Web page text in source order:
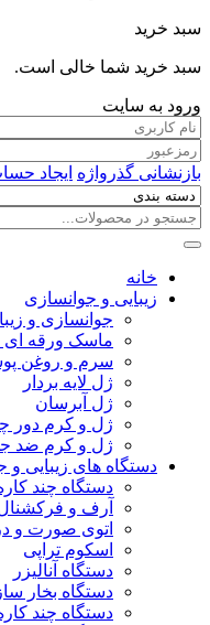
سبد خرید
سبد خرید شما خالی است.
ورود به سایت
بازنشانی گذرواژه ایجاد
خانه
زیبایی و جوانسازی
جوانسازی و
ماسک ورقه
سرم و روغن
ژل لایه بردار
ژل آبرسان
ژل و کرم دور
ژل و کرم ضد
دستگاه های زیبایی و
دستگاه چند
آرف و
اتوی صورت و
اسکوم تراپی
دستگاه آنالیزر
دستگاه بخار ساز
دستگاه چند